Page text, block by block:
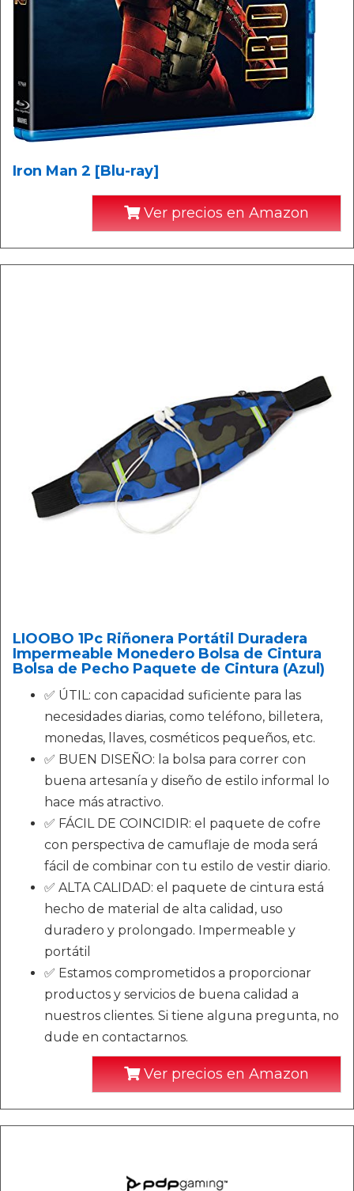
Iron Man 2 [Blu-ray]
Ver precios en Amazon
LIOOBO 1Pc Riñonera Portátil Duradera
Impermeable Monedero Bolsa de Cintura
Bolsa de Pecho Paquete de Cintura (Azul)
✅ ÚTIL: con capacidad suficiente para las
necesidades diarias, como teléfono, billetera,
monedas, llaves, cosméticos pequeños, etc.
✅ BUEN DISEÑO: la bolsa para correr con
buena artesanía y diseño de estilo informal lo
hace más atractivo.
✅ FÁCIL DE COINCIDIR: el paquete de cofre
con perspectiva de camuflaje de moda será
fácil de combinar con tu estilo de vestir diario.
✅ ALTA CALIDAD: el paquete de cintura está
hecho de material de alta calidad, uso
duradero y prolongado. Impermeable y
portátil
✅ Estamos comprometidos a proporcionar
productos y servicios de buena calidad a
nuestros clientes. Si tiene alguna pregunta, no
dude en contactarnos.
Ver precios en Amazon